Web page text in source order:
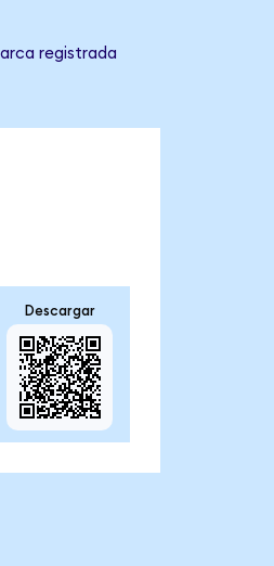
registrada
Descargar